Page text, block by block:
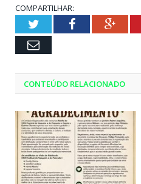
COMPARTILHAR:
TwitterFacebook
Email
CONTEÚDO RELACIONADO